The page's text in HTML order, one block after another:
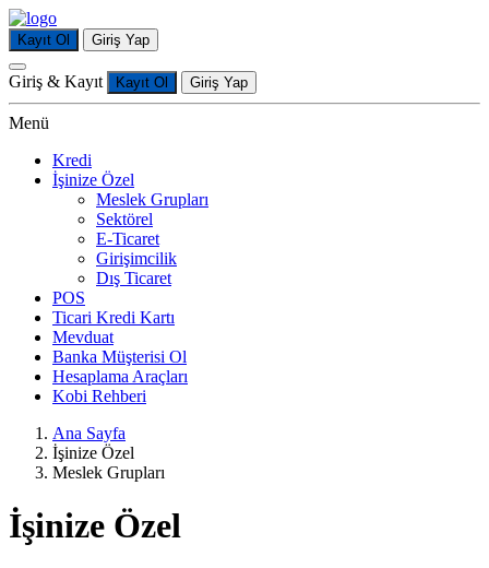
Kayıt Ol Giriş Yap
Giriş & Kayıt Kayıt Ol Giriş Yap
Menü
Kredi
İşinize Özel
Meslek Grupları
Sektörel
E-Ticaret
Girişimcilik
Dış Ticaret
POS
Ticari Kredi Kartı
Mevduat
Banka Müşterisi Ol
Hesaplama Araçları
Kobi Rehberi
Ana Sayfa
İşinize Özel
Meslek Grupları
İşinize Özel